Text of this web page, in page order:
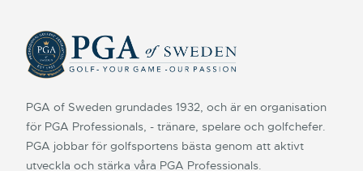
PGA of Sweden grundades 1932, och är en organisation
för PGA Professionals, - tränare, spelare och golfchefer.
PGA jobbar för golfsportens bästa genom att aktivt
utveckla och stärka våra PGA Professionals.